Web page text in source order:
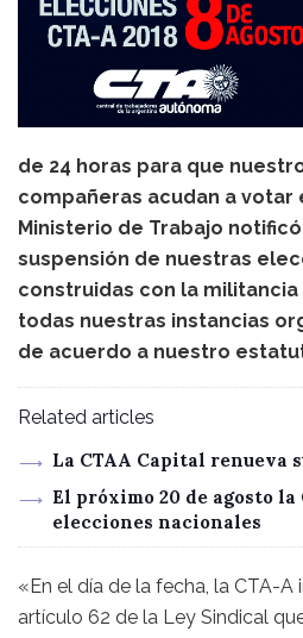
de 24 horas para que
compañeras acudan a votar
Ministerio de Trabajo
suspensión de nuestras
construidas con la
todas nuestras instancias
de acuerdo a nuestro
Related articles
La CTAA Capital renueva
El próximo 20 de agosto la
elecciones nacionales
«En el día de la fecha, la CTA-
artículo 62 de la Ley Sindical